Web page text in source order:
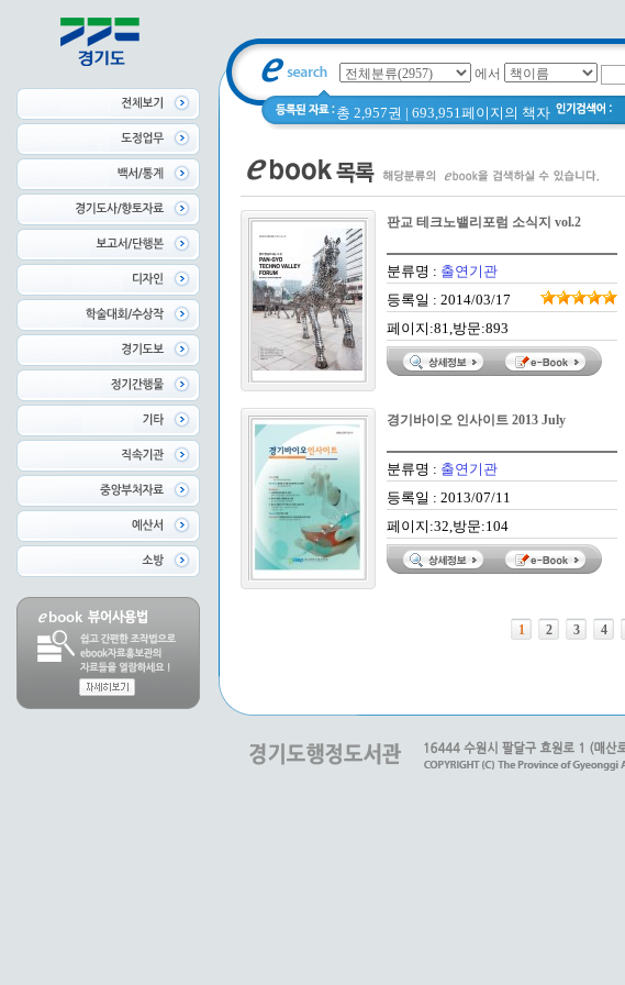
에서
총 2,957권 | 693,951페이지의 책자
판교 테크노밸리포럼 소식지 vol.2
분류명 : 출연기관
등록일 : 2014/03/17
페이지:81,방문:893
경기바이오 인사이트 2013 July
분류명 : 출연기관
등록일 : 2013/07/11
페이지:32,방문:104
1 2 3 4